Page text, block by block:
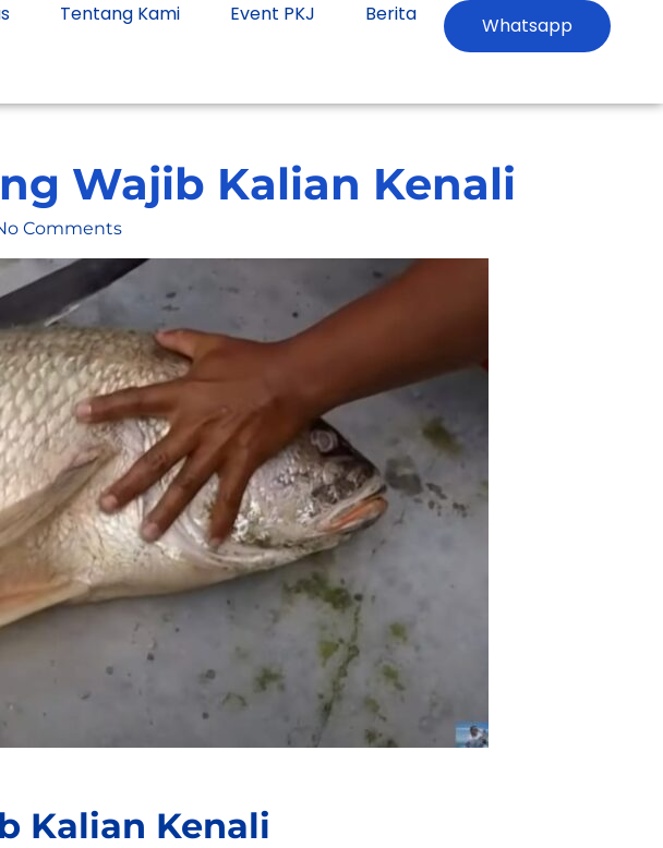
Tentang Kami Event PKJ Berita Whatsapp
Wajib Kalian Kenali
Comments
Kalian Kenali